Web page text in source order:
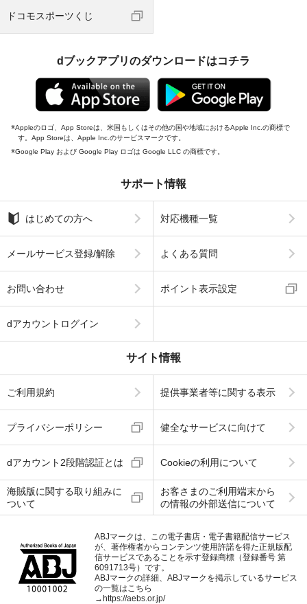
ドコモスポーツくじ
dブックアプリのダウンロードはコチラ
Appleのロゴ、App Storeは、米国もしくはその他の国や地域におけるApple Inc.の商標で
す。App Storeは、Apple Inc.のサービスマークです。
Google Play および Google Play ロゴは Google LLC の商標です。
サポート情報
はじめての方へ 対応機種一覧
メールサービス登録/解除 よくある質問
お問い合わせ ポイント表示設定
dアカウントログイン
サイト情報
ご利用規約 提供事業者等に関する表示
プライバシーポリシー 健全なサービスに向けて
dアカウント2段階認証とは Cookieの利用について
海賊版に関する取り組みに
ついて
お客さまのご利用端末から
の情報の外部送信について
ABJマークは、この電子書店・電子書籍配信サービス
が、著作権者からコンテンツ使用許諾を得た正規版配
信サービスであることを示す登録商標（登録番号 第
6091713号）です。
ABJマークの詳細、ABJマークを掲示しているサービス
の一覧はこちら
→https://aebs.or.jp/